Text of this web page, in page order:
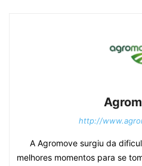
http://
A Agromove surgiu da
melhores momentos para se